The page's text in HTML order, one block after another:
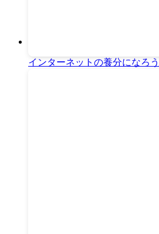
インターネットの養分になろう